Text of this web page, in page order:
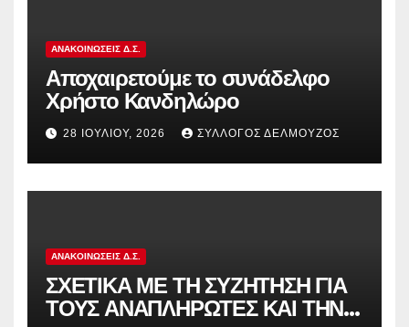
ΑΝΑΚΟΙΝΏΣΕΙΣ Δ.Σ.
Αποχαιρετούμε το συνάδελφο
Χρήστο Κανδηλώρο
28 ΙΟΥΛΊΟΥ, 2026 ΣΎΛΛΟΓΟΣ ΔΕΛΜΟΎΖΟΣ
ΑΝΑΚΟΙΝΏΣΕΙΣ Δ.Σ.
ΣΧΕΤΙΚΑ ΜΕ ΤΗ ΣΥΖΗΤΗΣΗ ΓΙΑ
ΤΟΥΣ ΑΝΑΠΛΗΡΩΤΕΣ ΚΑΙ ΤΗΝ